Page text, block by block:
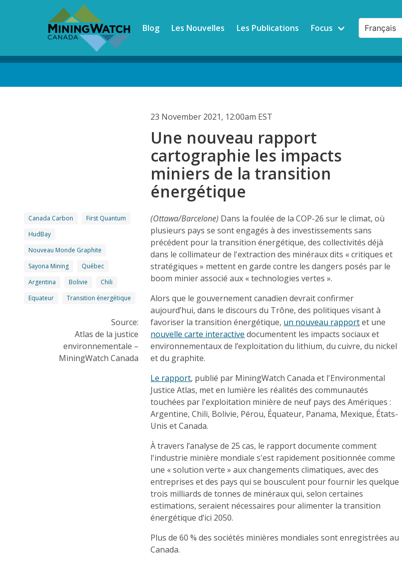
Blog Les Nouvelles Les Publications Focus
23 November 2021, 12:00am EST
Une nouveau rapport
cartographie les impacts
miniers de la transition
énergétique
Canada Carbon
First Quantum
HudBay
Nouveau Monde Graphite
Sayona Mining
Québec
Argentina
Bolivie
Chili
Equateur
Transition énergétique
Source:
Atlas de la justice
environnementale –
MiningWatch Canada
(Ottawa/Barcelone) Dans la foulée de la COP-26 sur le climat, où
plusieurs pays se sont engagés à des investissements sans
précédent pour la transition énergétique, des collectivités déjà
dans le collimateur de l'extraction des minéraux dits « critiques et
stratégiques » mettent en garde contre les dangers posés par le
boom minier associé aux « technologies vertes ».
Alors que le gouvernement canadien devrait confirmer
aujourd’hui, dans le discours du Trône, des politiques visant à
favoriser la transition énergétique, un nouveau rapportet une
nouvelle carte interactive documentent les impacts sociaux et
environnementaux de l’exploitation du lithium, du cuivre, du nickel
et du graphite.
Le rapport, publié par MiningWatch Canada et l'Environmental
Justice Atlas, met en lumière les réalités des communautés
touchées par l'exploitation minière de neuf pays des Amériques :
Argentine, Chili, Bolivie, Pérou, Équateur, Panama, Mexique, États-
Unis et Canada.
À travers l’analyse de 25 cas, le rapport documente comment
l'industrie minière mondiale s'est rapidement positionnée comme
une « solution verte » aux changements climatiques, avec des
entreprises et des pays qui se bousculent pour fournir les quelque
trois milliards de tonnes de minéraux qui, selon certaines
estimations, seraient nécessaires pour alimenter la transition
énergétique d’ici 2050.
Plus de 60 % des sociétés minières mondiales sont enregistrées au
Canada.